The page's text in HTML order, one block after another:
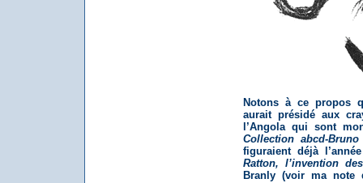
Notons à ce propos
aurait présidé aux
l’Angola qui sont
Collection abcd-Bruno
figuraient déjà
Ratton, l’invention
Branly (voir ma